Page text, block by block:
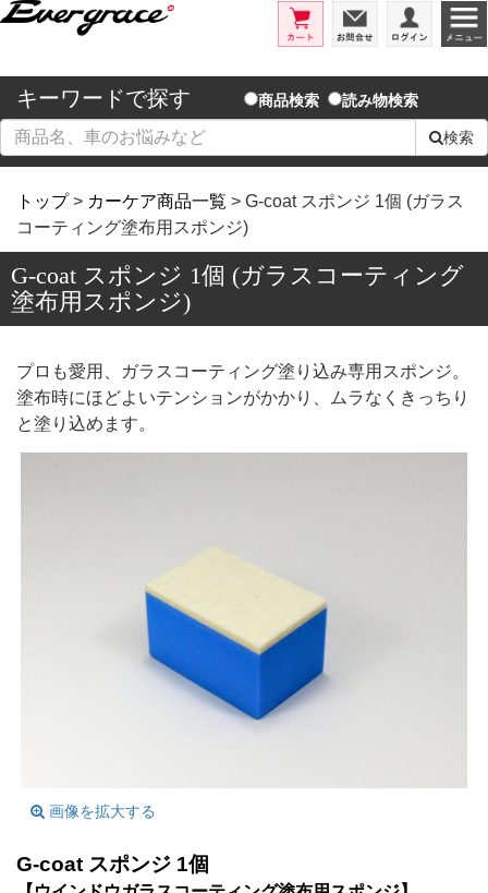
エバーグレイス/洗車用品とコーテ
カート お問合せ ログイ
キーワードで探す 商品検索 読み物検索
検索
トップ> カーケア商品一覧 > G-coat スポンジ 1個 (ガラス
コーティング塗布用スポンジ)
G-coat スポンジ 1個 (ガラスコーティング
塗布用スポンジ)
プロも愛用、ガラスコーティング塗り込み専用スポンジ。
塗布時にほどよいテンションがかかり、ムラなくきっちり
と塗り込めます。
画像を拡大する
G-coat スポンジ 1個